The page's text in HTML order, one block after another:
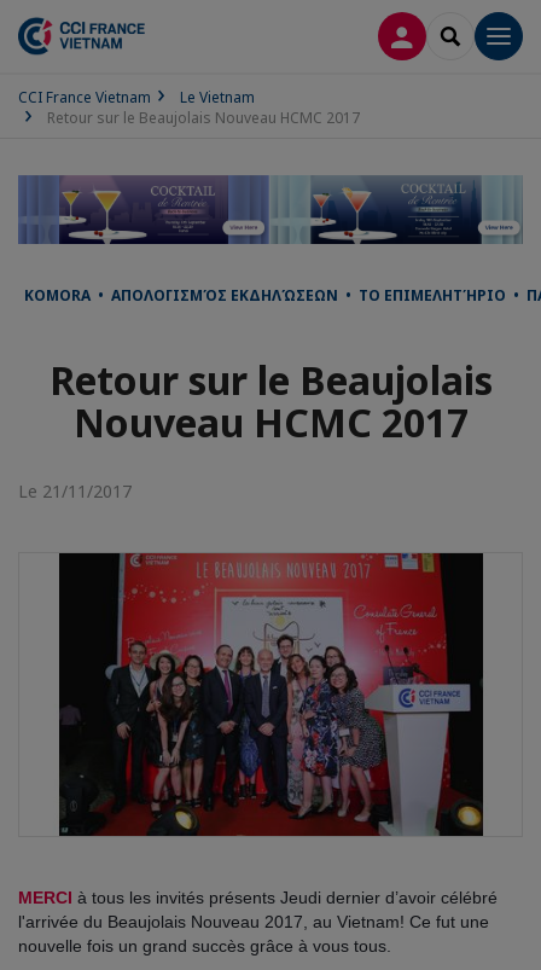
CONNEXION
CCI France Vietnam
Le Vietnam
Retour sur le Beaujolais Nouveau HCMC 2017
KOMORA • ΑΠΟΛΟΓΙΣΜΌΣ ΕΚΔΗΛΏΣΕΩΝ • ΤΟ ΕΠΙΜΕΛΗΤΉΡΙΟ • ПАЛАТА •
Retour sur le Beaujolais
Nouveau HCMC 2017
Le 21/11/2017
MERCI à tous les invités présents Jeudi dernier d’avoir célébré
l'arrivée du Beaujolais Nouveau 2017, au Vietnam! Ce fut une
nouvelle fois un grand succès grâce à vous tous.